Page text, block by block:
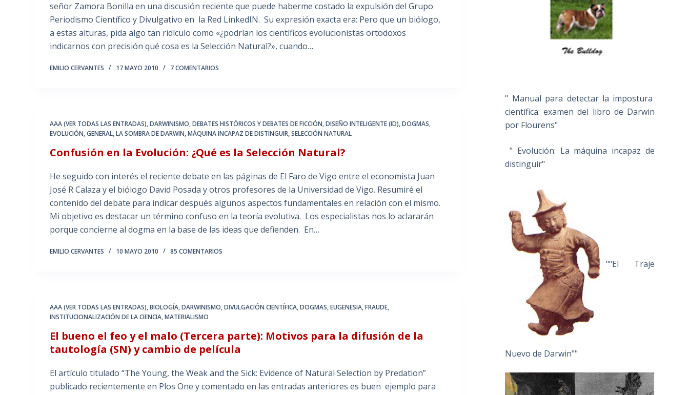
señor Zamora Bonilla en una discusión reciente que puede haberme costado la expulsión del Grupo
Periodismo Científico y Divulgativo en la Red LinkedIN. Su expresión exacta era: Pero que un biólogo,
a estas alturas, pida algo tan ridículo como «¿podrían los científicos evolucionistas ortodoxos
indicarnos con precisión qué cosa es la Selección Natural?», cuando…
EMILIO CERVANTES 17 MAYO 2010 7 COMENTARIOS
AAA (VER TODAS LAS ENTRADAS),DARWINISMO,DEBATES HISTÓRICOS Y DEBATES DE FICCIÓN,DISEÑO INTELIGENTE (ID),DOGMAS,
EVOLUCIÓN,GENERAL,LA SOMBRA DE DARWIN,MÁQUINA INCAPAZ DE DISTINGUIR,SELECCIÓN NATURAL
Confusión en la Evolución: ¿Qué es la Selección Natural?
He seguido con interés el reciente debate en las páginas de El Faro de Vigo entre el economista Juan
José R Calaza y el biólogo David Posada y otros profesores de la Universidad de Vigo. Resumiré el
contenido del debate para indicar después algunos aspectos fundamentales en relación con el mismo.
Mi objetivo es destacar un término confuso en la teoría evolutiva. Los especialistas nos lo aclararán
porque concierne al dogma en la base de las ideas que defienden. En…
EMILIO CERVANTES 10 MAYO 2010 85 COMENTARIOS
AAA (VER TODAS LAS ENTRADAS),BIOLOGÍA,DARWINISMO,DIVULGACIÓN CIENTÍFICA,DOGMAS,EUGENESIA,FRAUDE,
INSTITUCIONALIZACIÓN DE LA CIENCIA,MATERIALISMO
El bueno el feo y el malo (Tercera parte): Motivos para la difusión de la
tautología (SN) y cambio de película
El artículo titulado “The Young, the Weak and the Sick: Evidence of Natural Selection by Predation”
publicado recientemente en Plos One y comentado en las entradas anteriores es buen ejemplo para
" Manual para detectar la impostura
científica: examen del libro de Darwin
por Flourens"
" Evolución: La máquina incapaz de
distinguir"
""El Traje
Nuevo de Darwin""